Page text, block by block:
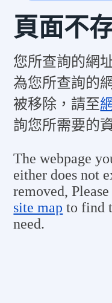
頁面不
您所查詢的網
為您所查詢的
被移除，請至
詢您所需要的
The webpage
either does not
removed,
site map to find
need.